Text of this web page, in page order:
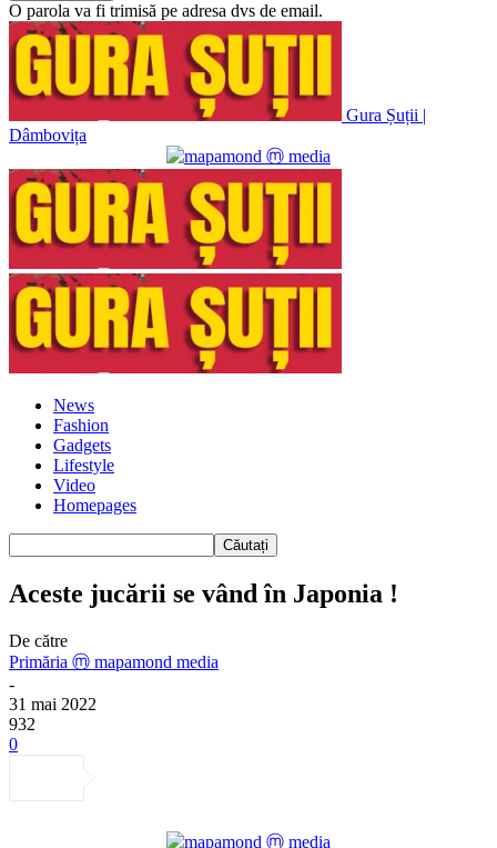
O parola va fi trimisă pe adresa dvs de email.
Gura Șuții |
Dâmbovița
News
Fashion
Gadgets
Lifestyle
Video
Homepages
Aceste jucării se vând în Japonia !
De către
Primăria ⓜ mapamond media
-
31 mai 2022
932
0